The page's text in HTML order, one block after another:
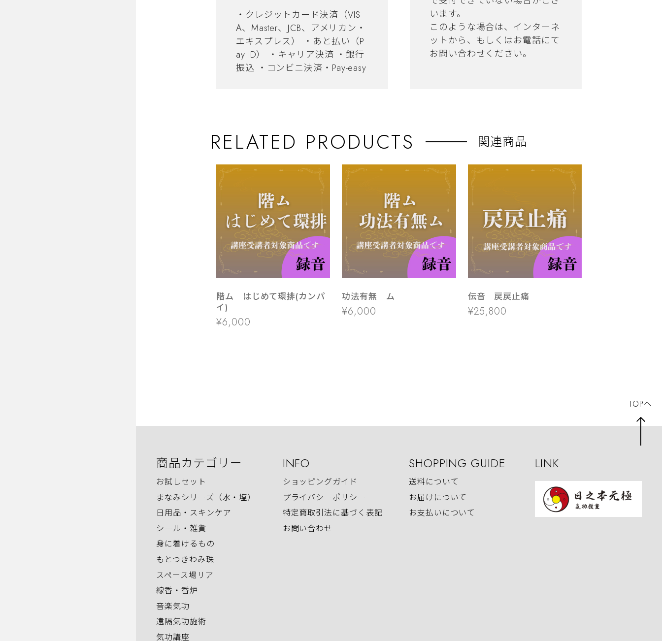
・クレジットカード決済（VIS
A、Master、JCB、アメリカン・
エキスプレス） ・あと払い（P
ay ID） ・キャリア決済 ・銀行
振込 ・コンビニ決済・Pay-easy
います。
このような場合は、インターネ
ットから、もしくはお電話にて
お問い合わせください。
RELATED PRODUCTS 関連商品
階ム はじめて環排(カンパ
イ)
¥6,000
功法有無 ム
¥6,000
伝音 戻戻止痛
¥25,800
商品カテゴリー
お試しセット
まなみシリーズ（水・塩）
日用品・スキンケア
シール・雑貨
身に着けるもの
もとつきわみ珠
スペース場リア
線香・香炉
音楽気功
遠隔気功施術
気功講座
INFO
ショッピングガイド
プライバシーポリシー
特定商取引法に基づく表記
お問い合わせ
SHOPPING GUIDE
送料について
お届けについて
お支払いについて
LINK
TOPへ